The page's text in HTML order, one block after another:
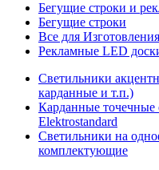
Бегущие строки и
Бегущие строки
Все для
Рекламные LED
Светильники
карданные и т.п.)
Карданные точечные
Elektrostandard
Светильники на
комплектующие